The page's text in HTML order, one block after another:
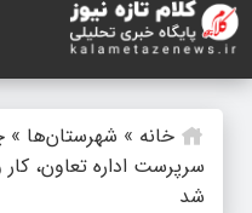
خانه » شهرستان‌ها »
سرپرست اداره تعاون، کار
شد